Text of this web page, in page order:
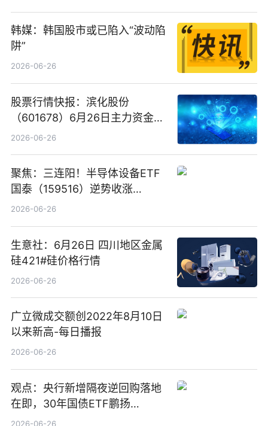
韩媒：韩国股市或已陷入“波动陷
阱”
2026-06-26
股票行情快报：滨化股份
（601678）6月26日主力资金净
卖出5964.34万元
2026-06-26
聚焦：三连阳！半导体设备ETF
国泰（159516）逆势收涨
3.5%，近10日累计净流入超65
2026-06-26
生意社：6月26日 四川地区金属
硅421#硅价格行情
2026-06-26
广立微成交额创2022年8月10日
以来新高-每日播报
2026-06-26
观点：央行新增隔夜逆回购落地
在即，30年国债ETF鹏扬
(511090) 盘中小幅上涨
2026-06-26